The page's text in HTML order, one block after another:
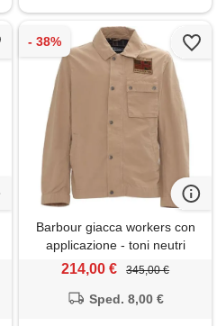
Barbour giacca workers con
applicazione - toni neutri
214,00 € 345,00 €
Sped. 8,00 €